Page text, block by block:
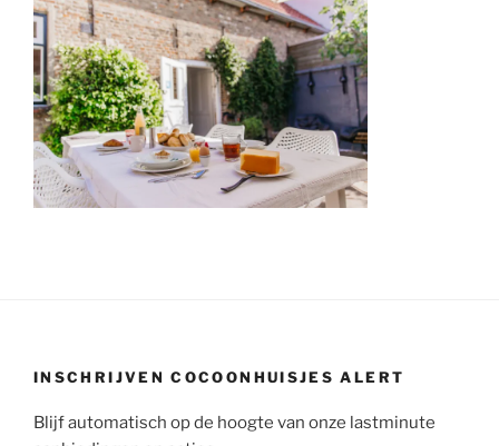
INSCHRIJVEN COCOONHUISJES ALERT
Blijf automatisch op de hoogte van onze lastminute